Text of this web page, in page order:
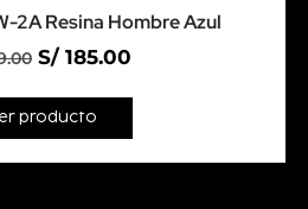
2A Resina Hombre Azul
S/ 185.00
producto